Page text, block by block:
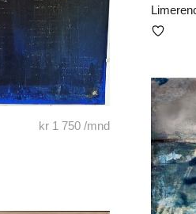
kr 1 750 /mnd